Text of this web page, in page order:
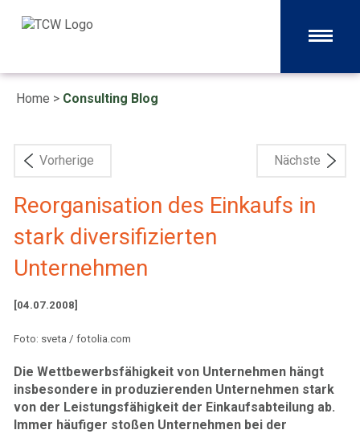
Home > Consulting Blog
Vorherige Nächste
Reorganisation des Einkaufs in
stark diversifizierten
Unternehmen
[04.07.2008]
Foto: sveta / fotolia.com
Die Wettbewerbsfähigkeit von Unternehmen hängt
insbesondere in produzierenden Unternehmen stark
von der Leistungsfähigkeit der Einkaufsabteilung ab.
Immer häufiger stoßen Unternehmen bei der